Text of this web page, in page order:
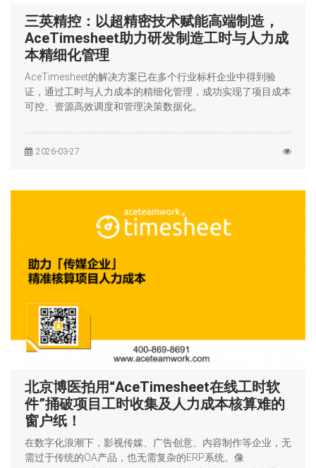
三英精控：以超精密技术赋能高端制造，
AceTimesheet助力研发制造工时与人力成
本精细化管理
AceTimesheet的解决方案已在多个行业标杆企业中得到验
证，通过工时与人力成本的精细化管理，成功实现了项目成本
可控、资源高效调度和管理决策数据化。
2026-03-27
北京博医拍用“AceTimesheet在线工时软
件”捅破项目工时收集及人力成本核算难的
窗户纸！
在数字化浪潮下，影视传媒、广告创意、内容制作等企业，无
需过于传统的OA产品，也无需复杂的ERP系统。像